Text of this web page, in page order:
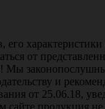
его
от
Мы
и
от 25.06.18,